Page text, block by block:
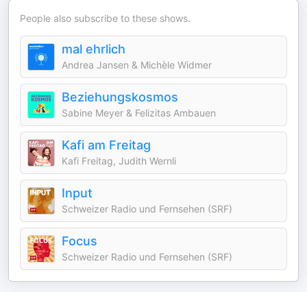
People also subscribe to these shows.
mal ehrlich
Andrea Jansen & Michèle Widmer
Beziehungskosmos
Sabine Meyer & Felizitas Ambauen
Kafi am Freitag
Kafi Freitag, Judith Wernli
Input
Schweizer Radio und Fernsehen (SRF)
Focus
Schweizer Radio und Fernsehen (SRF)